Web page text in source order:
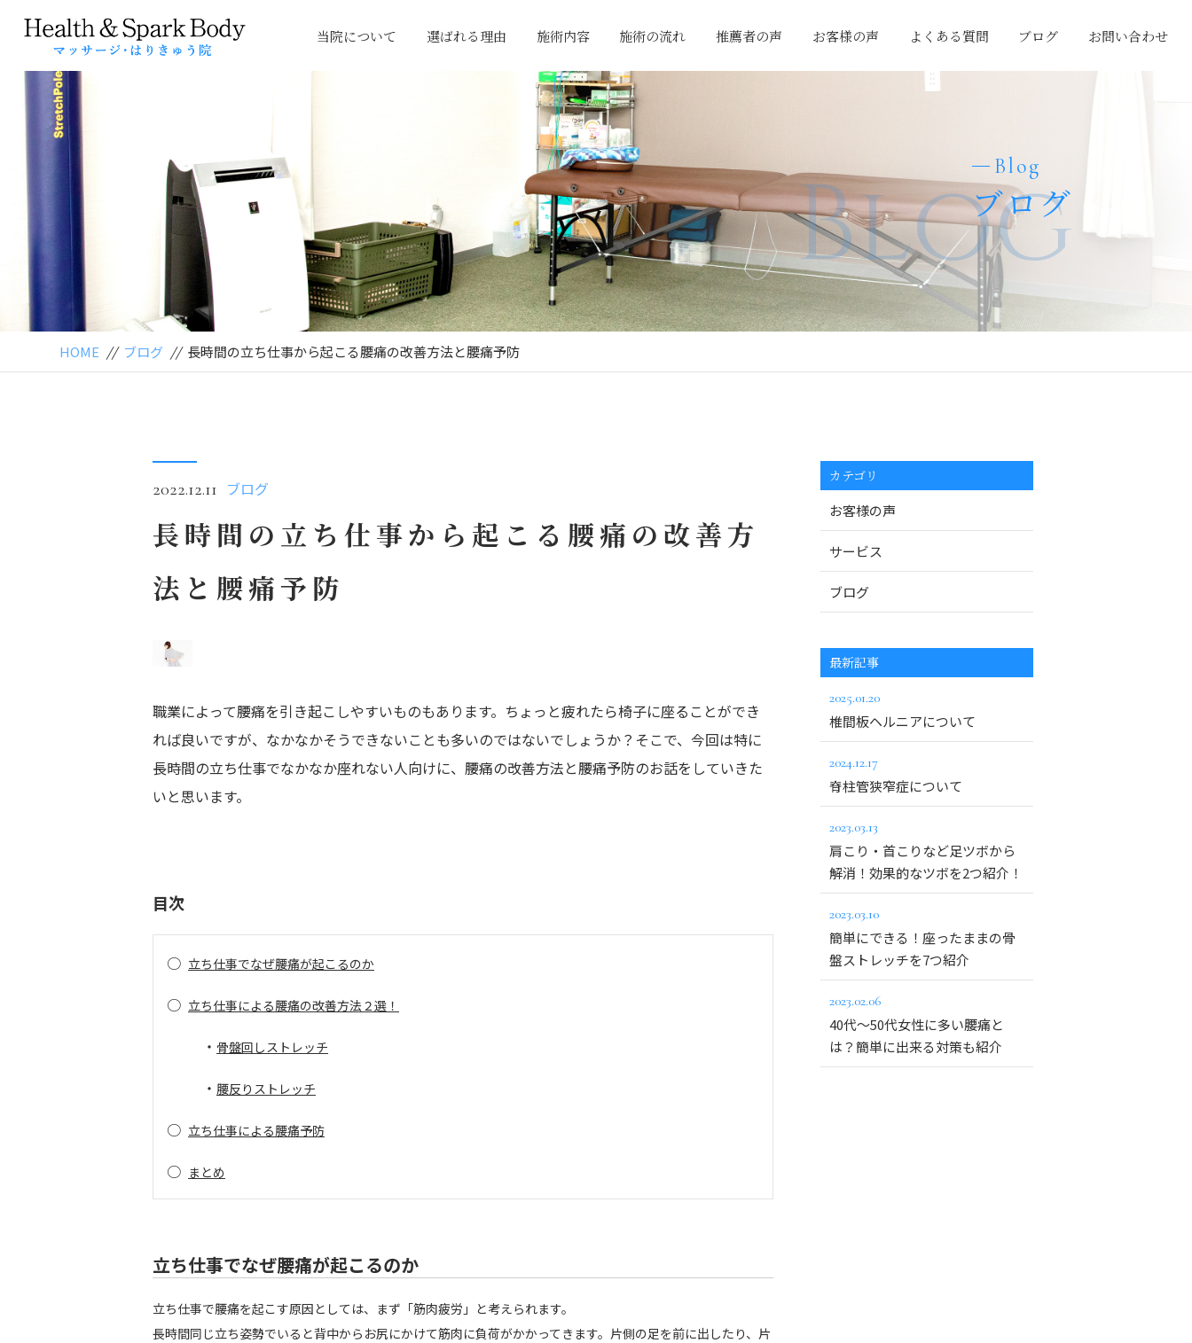
当院について 選ばれる理由 施術内容 施術の流れ 推薦者の声 お客様の声 よくある質問 ブログ お問い合わせ
Blog
ブログ
Blog
HOME // ブログ // 長時間の立ち仕事から起こる腰痛の改善方法と腰痛予防
2022.12.11 ブログ
長時間の立ち仕事から起こる腰痛の改善方
法と腰痛予防
職業によって腰痛を引き起こしやすいものもあります。ちょっと疲れたら椅子に座ることができ
れば良いですが、なかなかそうできないことも多いのではないでしょうか？そこで、今回は特に
長時間の立ち仕事でなかなか座れない人向けに、腰痛の改善方法と腰痛予防のお話をしていきた
いと思います。
目次
○ 立ち仕事でなぜ腰痛が起こるのか
○ 立ち仕事による腰痛の改善方法２選！
・ 骨盤回しストレッチ
・ 腰反りストレッチ
○ 立ち仕事による腰痛予防
○ まとめ
立ち仕事でなぜ腰痛が起こるのか
立ち仕事で腰痛を起こす原因としては、まず「筋肉疲労」と考えられます。
長時間同じ立ち姿勢でいると背中からお尻にかけて筋肉に負荷がかかってきます。片側の足を前に出したり、片
カテゴリ
お客様の声
サービス
ブログ
最新記事
2025.01.20
椎間板ヘルニアについて
2024.12.17
脊柱管狭窄症について
2023.03.13
肩こり・首こりなど足ツボから
解消！効果的なツボを2つ紹介！
2023.03.10
簡単にできる！座ったままの骨
盤ストレッチを7つ紹介
2023.02.06
40代～50代女性に多い腰痛と
は？簡単に出来る対策も紹介